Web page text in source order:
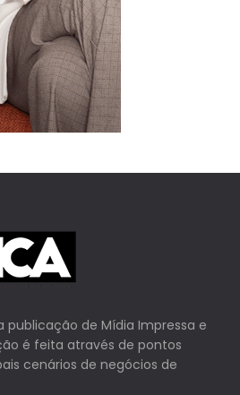
publicação de Mídia Impressa e
é feita através de pontos
cenários de negócios de